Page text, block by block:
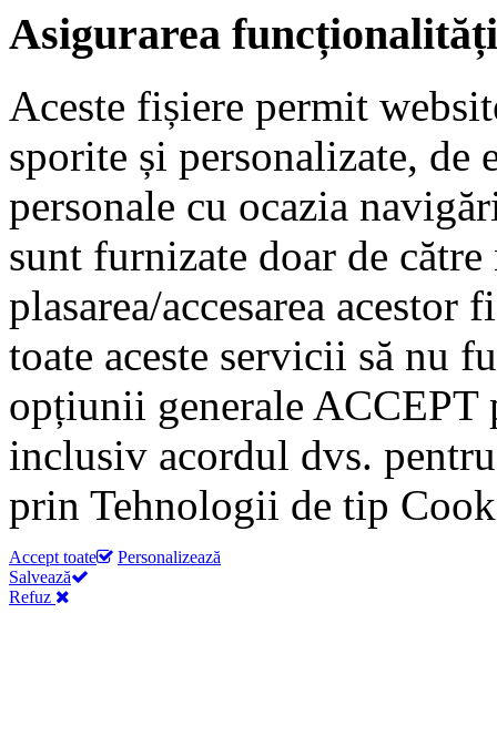
Asigurarea
Aceste fișiere permit
sporite și personalizate, de
personale cu ocazia
sunt furnizate doar de
plasarea/accesarea acestor
toate aceste servicii să nu
opțiunii generale ACCEPT
inclusiv acordul dvs.
prin Tehnologii de tip
Accept toate
Personalizează
Salvează
Refuz